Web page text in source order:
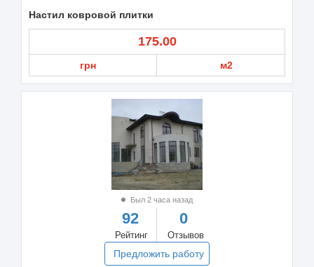
Настил ковровой плитки
175.00
грн м2
Был 2 часа назад
92
Рейтинг
0
Отзывов
Предложить работу